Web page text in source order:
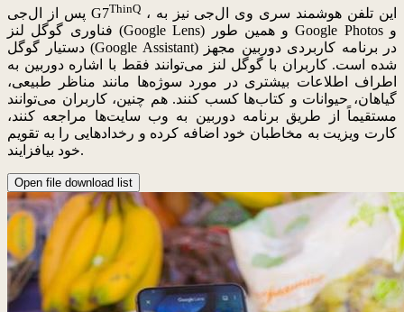
پس از ال‌جی G7ThinQ، این تلفن هوشمند سری وی ال‌جی نیز به
فناوری گوگل لنز (Google Lens) و همین طور Google Photos و
دستیار گوگل (Google Assistant) در برنامه کاربردی دوربین مجهز
شده است. کاربران با گوگل لنز می‌توانند فقط با اشاره دوربین به
اطراف اطلاعات بیشتری در مورد سوژه‌ها مانند مناظر طبیعی،
گیاهان، حیوانات و کتاب‌ها کسب کنند. هم چنین، کاربران می‌توانند
مستقیماً از طریق برنامه دوربین به وب سایت‌ها مراجعه کنند،
کارت ویزیت به مخاطبان خود اضافه کرده و رخدادهایی را به تقویم
خود بیافزایند.
Open file download list